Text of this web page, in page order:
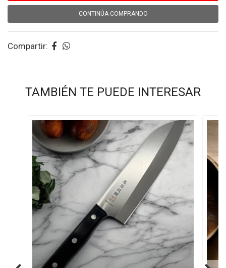
CONTINÚA COMPRANDO
Compartir:
TAMBIÉN TE PUEDE INTERESAR